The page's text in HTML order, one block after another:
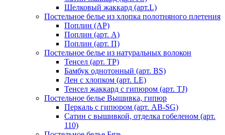
Шелковый жаккард (арт.L)
Постельное белье из хлопка полотняного плетения
Поплин (AP)
Поплин (арт. А)
Поплин (арт. П)
Постельное белье из натуральных волокон
Тенсел (арт. ТР)
Бамбук однотонный (арт. BS)
Лен с хлопком (арт. LE)
Тенсел жаккард с гипюром (арт. TJ)
Постельное белье Вышивка, гипюр
Перкаль с гипюром (арт. AB-SG)
Сатин с вышивкой, отделка гобеленом (арт.
110)